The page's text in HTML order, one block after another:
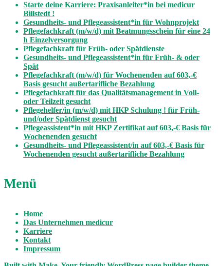
Starte deine Karriere: Praxisanleiter*in bei medicur
Billstedt !
Gesundheits- und Pflegeassistent*in für Wohnprojekt
Pflegefachkraft (m/w/d) mit Beatmungsschein für eine 24
h Einzelversorgung
Pflegefachkraft für Früh- oder Spätdienste
Gesundheits- und Pflegeassistent*in für Früh- & oder
Spät
Pflegefachkraft (m/w/d) für Wochenenden auf 603,-€
Basis gesucht außertarifliche Bezahlung
Pflegefachkraft für das Qualitätsmanagement in Voll-
oder Teilzeit gesucht
Pflegehelfer/in (m/w/d) mit HKP Schulung ! für Früh-
und/oder Spätdienst gesucht
Pflegeassistent*in mit HKP Zertifikat auf 603,-€ Basis für
Wochenenden gesucht
Gesundheits- und Pflegeassistent/in auf 603,-€ Basis für
Wochenenden gesucht außertarifliche Bezahlung
Menü
Home
Das Unternehmen medicur
Karriere
Kontakt
Impressum